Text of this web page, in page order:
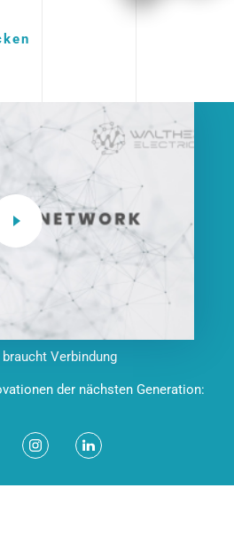
Verbindung
der nächsten Generation: